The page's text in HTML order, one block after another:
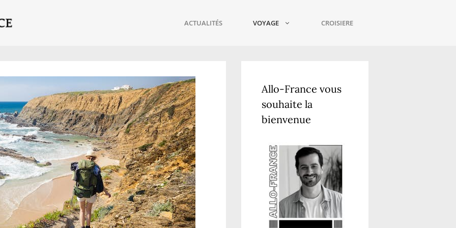
ACTUALITÉS VOYAGE CROISIERE
Allo-France vous
souhaite la
bienvenue